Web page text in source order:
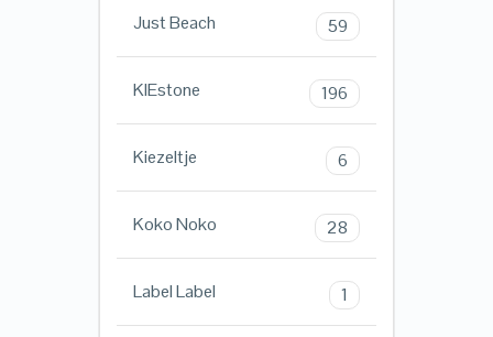
Just Beach 59
KIEstone 196
Kiezeltje 6
Koko Noko 28
Label Label 1